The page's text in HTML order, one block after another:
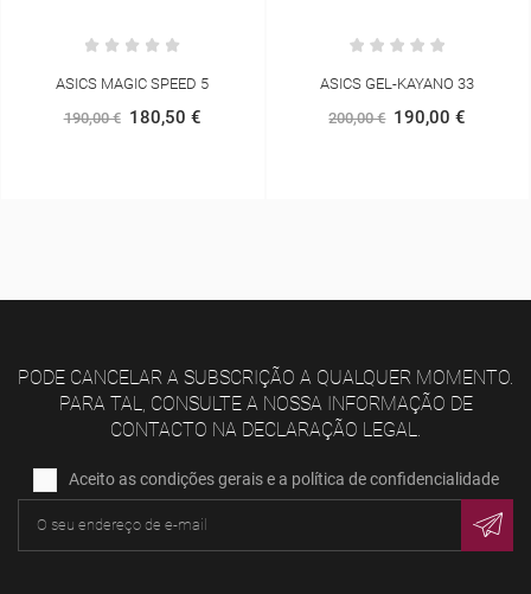
ASICS GEL-KAYANO 33
200,00 € 190,00 €
ASICS NOVABLAST 5
150,00 € 105,00 €
PODE CANCELAR A SUBSCRIÇÃO A QUALQUER MOMENTO.
PARA TAL, CONSULTE A NOSSA INFORMAÇÃO DE
CONTACTO NA DECLARAÇÃO LEGAL.
Aceito as condições gerais e a política de confidencialidade